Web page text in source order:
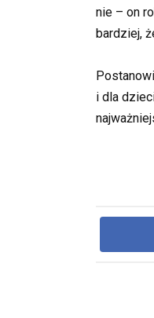
nie – on
bardziej,
i dla